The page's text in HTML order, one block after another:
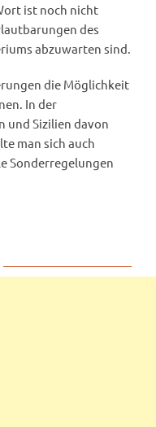
ist noch nicht
des
abzuwarten sind.
die Möglichkeit
In der
und Sizilien davon
man sich auch
Sonderregelungen